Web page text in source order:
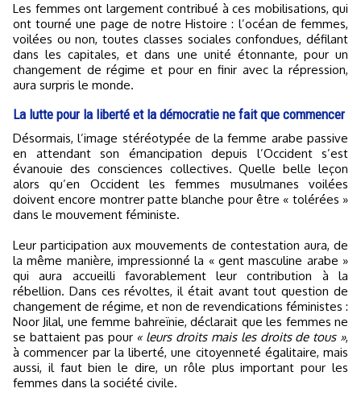
Les femmes ont largement contribué à ces mobilisations, qui
ont tourné une page de notre Histoire : l’océan de femmes,
voilées ou non, toutes classes sociales confondues, défilant
dans les capitales, et dans une unité étonnante, pour un
changement de régime et pour en finir avec la répression,
aura surpris le monde.
La lutte pour la liberté et la démocratie ne fait que commencer
Désormais, l’image stéréotypée de la femme arabe passive
en attendant son émancipation depuis l’Occident s’est
évanouie des consciences collectives. Quelle belle leçon
alors qu’en Occident les femmes musulmanes voilées
doivent encore montrer patte blanche pour être « tolérées »
dans le mouvement féministe.
Leur participation aux mouvements de contestation aura, de
la même manière, impressionné la « gent masculine arabe »
qui aura accueilli favorablement leur contribution à la
rébellion. Dans ces révoltes, il était avant tout question de
changement de régime, et non de revendications féministes :
Noor Jilal, une femme bahreïnie, déclarait que les femmes ne
se battaient pas pour « leurs droits mais les droits de tous »,
à commencer par la liberté, une citoyenneté égalitaire, mais
aussi, il faut bien le dire, un rôle plus important pour les
femmes dans la société civile.